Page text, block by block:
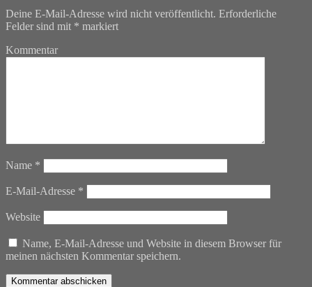
Deine E-Mail-Adresse wird nicht veröffentlicht. Erforderliche
Felder sind mit * markiert
Kommentar
Name *
E-Mail-Adresse *
Website
Name, E-Mail-Adresse und Website in diesem Browser für
meinen nächsten Kommentar speichern.